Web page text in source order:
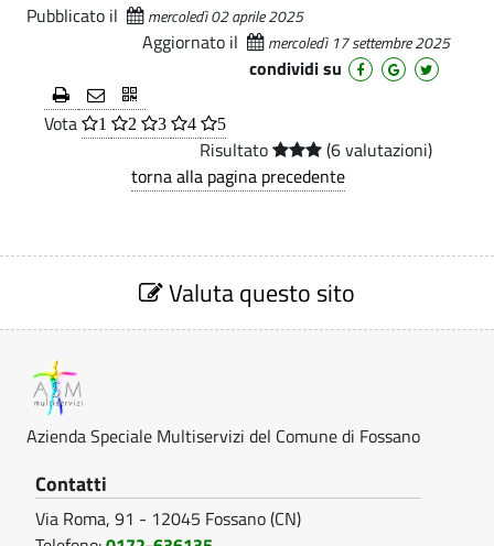
Pubblicato il mercoledì 02 aprile 2025
Aggiornato il mercoledì 17 settembre 2025
condividi su
Vota 1 2 3 4 5
Risultato
(6 valutazioni)
torna alla pagina precedente
S
i
Valuta questo sito
Azienda Speciale Multiservizi del Comune di Fossano
Contatti
Via Roma, 91 - 12045 Fossano (CN)